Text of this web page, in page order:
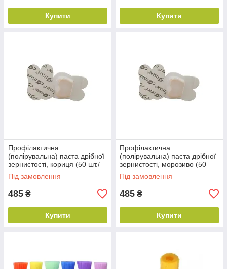
Купити Купити
Профілактична
(полірувальна) паста дрібної
зернистості, кориця (50 шт./
пач.)
Під замовлення
485 ₴
Купити
Профілактична
(полірувальна) паста дрібної
зернистості, морозиво (50
шт./пач.)
Під замовлення
485 ₴
Купити